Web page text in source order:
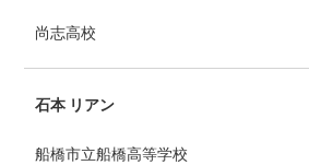
尚志高校
石本 リアン
船橋市立船橋高等学校